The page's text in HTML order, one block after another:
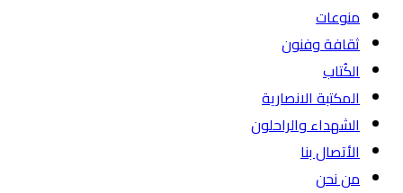
منوعات
ثقافة وفنون
الكُتاب
المكتبة الانصارية
الشهداء والراحلون
الأتصال بنا
من نحن